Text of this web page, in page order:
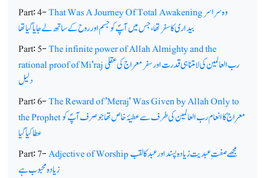
Part: 4-That Was A Journey Of Total Awakeningوہ سراسر
بیداری کا سفر تھا، جس میں آپؐ کو جسم اور روح کے ساتھ لے جایا گیا تھا
Part: 5-The infinite power of Allah Almighty and the
rational proof of Mi'rajرب العالمین کی لامتناہی قدرت اور سفر معراج کی عقلی
دلیل
Part: 6-The Reward of 'Meraj' Was Given by Allah Only to
the Prophetمعراج کا انعام رب العالمین کی طرف سے عطیۂ خاص تھا جو صرف آپؐ کو
عطا کیا گیا
Part: 7-Adjective of Worshipمجھے صفت ِ عبدیت زیادہ پسند اور عبد کا لقب
زیادہ محبوب ہے